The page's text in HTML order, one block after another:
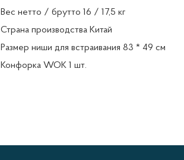
Вес нетто / брутто 16 / 17,5 кг
Страна производства Китай
Размер ниши для встраивания 83 * 49 см
Конфорка WOK 1 шт.